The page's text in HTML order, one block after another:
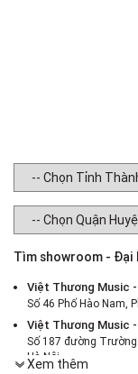
Tìm showroom - Đại
Việt Thương Music
Số 46 Phố Hào Nam,
Việt Thương Music
Số 187 đường
Hà Nội
Xem thêm